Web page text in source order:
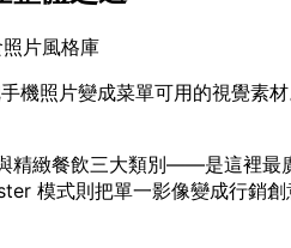
片風格庫
手機照片變成菜單可用的視覺
緻餐飲三大類別——是這裡
模式則把單一影像變成行銷